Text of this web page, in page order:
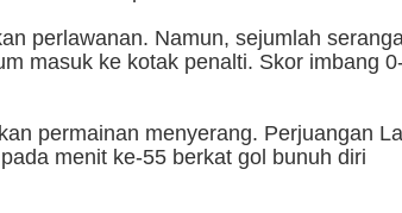
perlawanan. Namun, sejumlah
masuk ke kotak penalti. Skor imbang
permainan menyerang. Perjuangan La
menit ke-55 berkat gol bunuh diri